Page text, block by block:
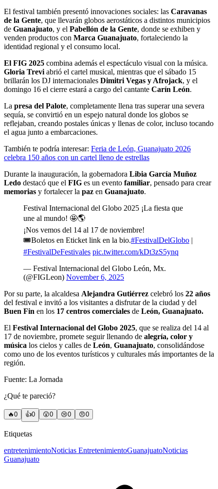
El festival también presentó innovaciones sociales: las Caravanas
de la Gente, que llevarán globos aerostáticos a distintos municipios
de Guanajuato, y el Pabellón de la Gente, donde se exhiben y
venden productos con Marca Guanajuato, fortaleciendo la
identidad regional y el consumo local.
El FIG 2025 combina además el espectáculo visual con la música.
Gloria Trevi abrió el cartel musical, mientras que el sábado 15
brillarán los DJ internacionales Dimitri Vegas y Afrojack, y el
domingo 16 el cierre estará a cargo del cantante Carín León.
La presa del Palote, completamente llena tras superar una severa
sequía, se convirtió en un espejo natural donde los globos se
reflejaban, creando postales únicas y llenas de color, incluso tocando
el agua junto a embarcaciones.
También te podría interesar: Feria de León, Guanajuato 2026
celebra 150 años con un cartel lleno de estrellas
Durante la inauguración, la gobernadora Libia García Muñoz
Ledo destacó que el FIG es un evento familiar, pensado para crear
memorias y fortalecer la paz en Guanajuato.
Festival Internacional del Globo 2025 ¡La fiesta que
une al mundo! 🤩🌎
¡Nos vemos del 14 al 17 de noviembre!
🎟️Boletos en Eticket link en la bio.#FestivalDelGlobo |
#FestivalDeFestivales pic.twitter.com/kDt3zS5ynq
— Festival Internacional del Globo León, Mx.
(@FIGLeon) November 6, 2025
Por su parte, la alcaldesa Alejandra Gutiérrez celebró los 22 años
del festival e invitó a los visitantes a disfrutar de la ciudad y del
Buen Fin en los 17 centros comerciales de León, Guanajuato.
El Festival Internacional del Globo 2025, que se realiza del 14 al
17 de noviembre, promete seguir llenando de alegría, color y
música los cielos y calles de León, Guanajuato, consolidándose
como uno de los eventos turísticos y culturales más importantes de la
región.
Fuente: La Jornada
¿Qué te pareció?
🔥0 👍0 😲0 😢0 😠0
Etiquetas
entretenimientoNoticias EntretenimientoGuanajuatoNoticias
Guanajuato